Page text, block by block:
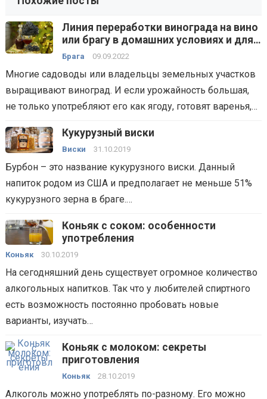
Линия переработки винограда на вино
или брагу в домашних условиях и для
малых производств — технологии,
Брага 09.09.2022
Многие садоводы или владельцы земельных участков
выращивают виноград. И если урожайность большая,
не только употребляют его как ягоду, готовят варенья,…
Кукурузный виски
Виски 31.10.2019
Бурбон – это название кукурузного виски. Данный
напиток родом из США и предполагает не меньше 51%
кукурузного зерна в браге.…
Коньяк с соком: особенности
употребления
Коньяк 30.10.2019
На сегодняшний день существует огромное количество
алкогольных напитков. Так что у любителей спиртного
есть возможность постоянно пробовать новые
варианты, изучать…
Коньяк с молоком: секреты
приготовления
Коньяк 28.10.2019
Алкоголь можно употреблять по-разному. Его можно